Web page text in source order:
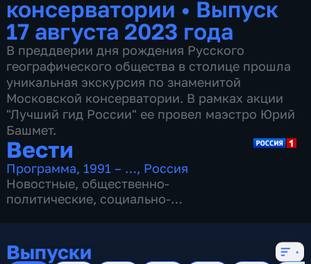
консерватории • Выпуск
17 августа 2023 года
В преддверии дня рождения Русского
географического общества в столице прошла
уникальная экскурсия по знаменитой
Московской консерватории. В рамках акции
"Лучший гид России" ее провел маэстро Юрий
Башмет.
Вести
Программа, 1991 – …, Россия
Новостные, общественно-
политические, социально-
Выпуски